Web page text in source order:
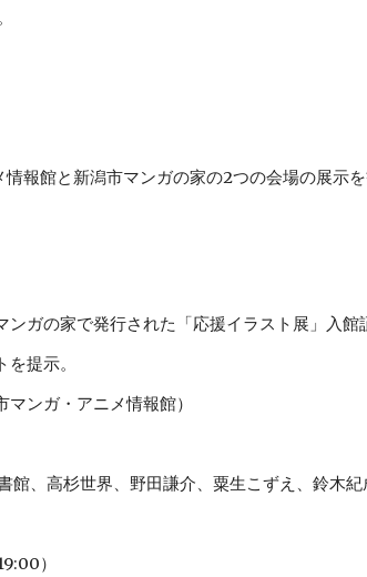
館と新潟市マンガの家の2つの会場の展示
ガの家で発行された「応援イラスト展」入館
提示。
ンガ・アニメ情報館）
館、高杉世界、野田謙介、粟生こずえ、鈴木紀
）